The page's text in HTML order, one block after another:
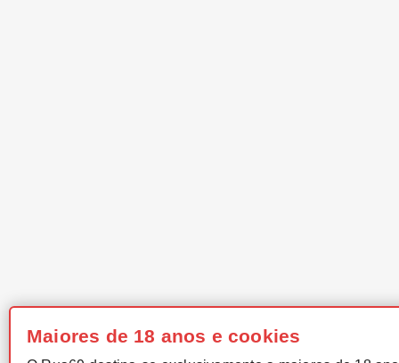
Maiores de 18 anos e cookies